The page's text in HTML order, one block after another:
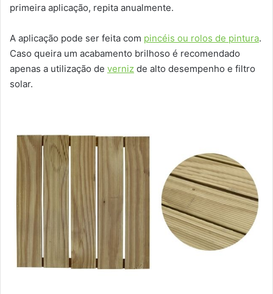
primeira aplicação, repita anualmente.
A aplicação pode ser feita com pincéis ou rolos de pintura.
Caso queira um acabamento brilhoso é recomendado
apenas a utilização de verniz de alto desempenho e filtro
solar.